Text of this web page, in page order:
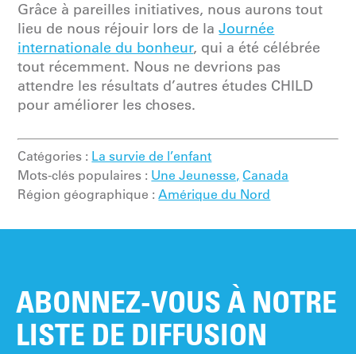
Grâce à pareilles initiatives, nous aurons tout
lieu de nous réjouir lors de laJournée
internationale du bonheur, qui a été célébrée
tout récemment. Nous ne devrions pas
attendre les résultats d’autres études CHILD
pour améliorer les choses.
Catégories : La survie de l’enfant
Mots-clés populaires : Une Jeunesse, Canada
Région géographique :Amérique du Nord
ABONNEZ-VOUS À NOTRE
LISTE DE DIFFUSION